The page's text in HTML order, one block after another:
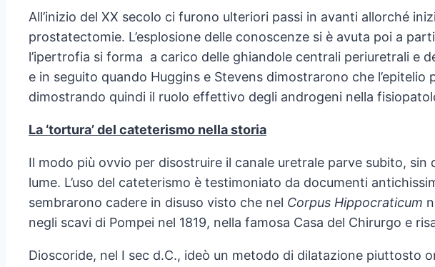
All’inizio del XX secolo ci furono ulteriori passi in avanti allorché
prostatectomie. L’esplosione delle conoscenze si è avuta poi a
l’ipertrofia si forma a carico delle ghiandole centrali periuretrali e
e in seguito quando Huggins e Stevens dimostrarono che
dimostrando quindi il ruolo effettivo degli androgeni nella
La ‘tortura’ del cateterismo nella storia
Il modo più ovvio per disostruire il canale uretrale parve subito, sin
lume. L’uso del cateterismo è testimoniato da documenti
sembrarono cadere in disuso visto che nel Corpus Hippocraticum
negli scavi di Pompei nel 1819, nella famosa Casa del Chirurgo e
Dioscoride, nel I sec d.C., ideò un metodo di dilatazione piuttosto